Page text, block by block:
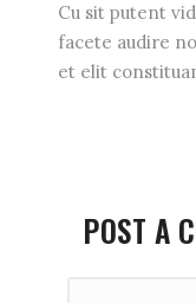
Cu sit putent
facete audire
et elit
POST A